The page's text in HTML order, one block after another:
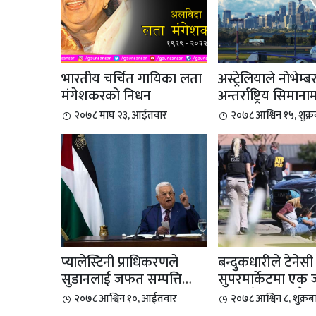
भारतीय चर्चित गायिका लता
मंगेशकरको निधन
२०७८ माघ २३, आईतवार
अस्ट्रेलियाले
अन्तर्राष्ट्रिय
प्रतिबन्...
२०७८ आश्विन १५,
प्यालेस्टिनी प्राधिकरणले
सुडानलाई जफत सम्पत्ति
हस्तान्तरण गर...
२०७८ आश्विन १०, आईतवार
बन्दुकधारीले टेनेसी
सुपरमार्केटमा एक
हत्या गरेपछि आफै...
२०७८ आश्विन ८,